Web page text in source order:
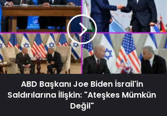
ABD Başkanı Joe Biden İsrail'in
Saldırılarına İlişkin: "Ateşkes Mümkün
Değil"